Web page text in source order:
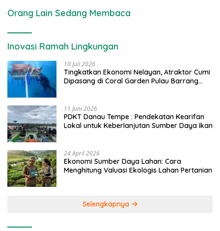
Orang Lain Sedang Membaca
Inovasi Ramah Lingkungan
10 Juli 2026
Tingkatkan Ekonomi Nelayan, Atraktor Cumi
Dipasang di Coral Garden Pulau Barrang
11 Juni 2026
PDKT Danau Tempe : Pendekatan Kearifan
Lokal untuk Keberlanjutan Sumber Daya Ikan
24 April 2026
Ekonomi Sumber Daya Lahan: Cara
Menghitung Valuasi Ekologis Lahan Pertanian
Selengkapnya